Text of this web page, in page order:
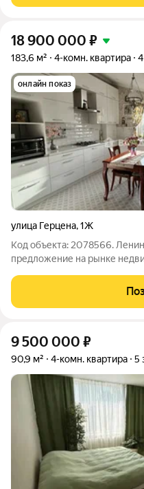
18 900 000 ₽
183,6 м² 4-комн. квартира 4
онлайн показ
улица Герцена,1Ж
Код объекта: 2078566.
предложение на рынке
восхитительной квартире и
9 500 000 ₽
90,9 м² 4-комн. квартира 5